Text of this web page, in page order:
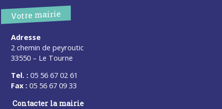
Votre mairie
Adresse
2 chemin de peyroutic
33550 – Le Tourne
Tel. : 05 56 67 02 61
Fax : 05 56 67 09 33
Contacter la mairie